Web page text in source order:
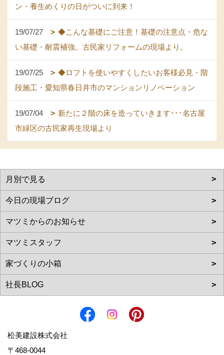
ン・養生めくりの日がついに到来！
19/07/27
◆こんな基礎にご注意！基礎の注意点・危な
い基礎・耐震補強。古民家リフォームの現場より。
19/07/25
◆ロフトを使いやすくしたいお客様必見・階
段施工・愛知県春日井市のマンションリノベーション
19/07/04
新たに２階の床を造っていきます･･･名古屋
市緑区の古民家再生現場より
松美建設株式会社
〒468-0044